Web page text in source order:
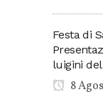
Festa di
luigini
8